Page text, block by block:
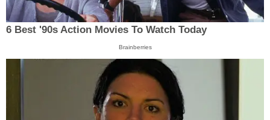
6 Best '90s Action Movies To Watch Today
Brainberries